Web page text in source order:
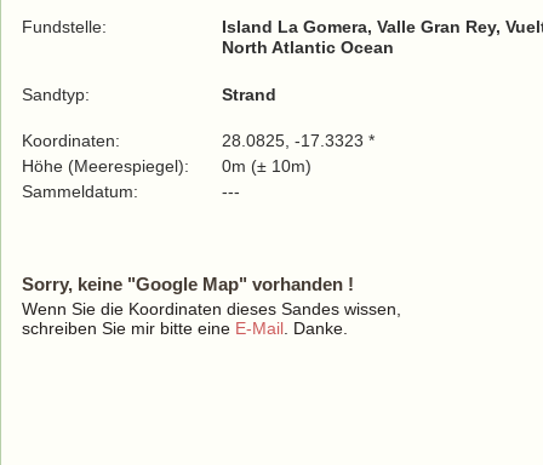
Fundstelle:
Island La Gomera, Valle Gran Rey,
North Atlantic Ocean
Sandtyp: Strand
Koordinaten:
28.0825, -17.3323 *
Höhe (Meerespiegel):
0m (± 10m)
Sammeldatum:
---
Sorry, keine "Google Map" vorhanden !
Wenn Sie die Koordinaten dieses Sandes wissen,
schreiben Sie mir bitte eine E-Mail . Danke.